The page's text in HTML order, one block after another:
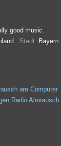
good music.
Stadt: Bayern
am Computer
Radio Almrausch